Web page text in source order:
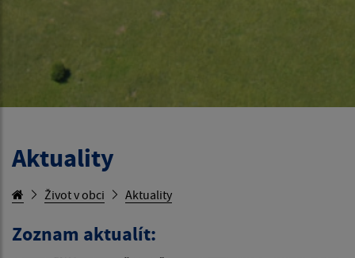
Aktuality
Život v obci Aktuality
Zoznam aktualít: